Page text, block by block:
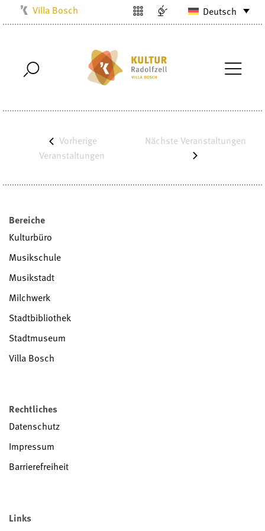
Musikschule
Stadtmuseum
Stadtbibliothek
Villa Bosch
Radolfzell1200
Deutsch
Vorherige
Veranstaltungen
Nächste Veranstaltungen
Bereiche
Kulturbüro
Musikschule
Musikstadt
Milchwerk
Stadtbibliothek
Stadtmuseum
Villa Bosch
Rechtliches
Datenschutz
Impressum
Barrierefreiheit
Links